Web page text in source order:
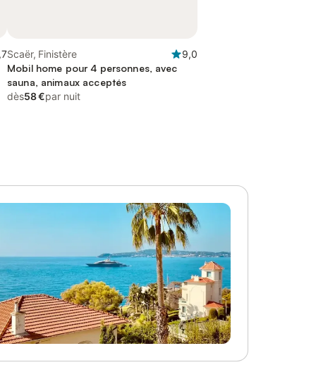
Scaër, Finistère
9,0
Mobil home pour 4 personnes, avec
sauna, animaux acceptés
dès58 €par nuit